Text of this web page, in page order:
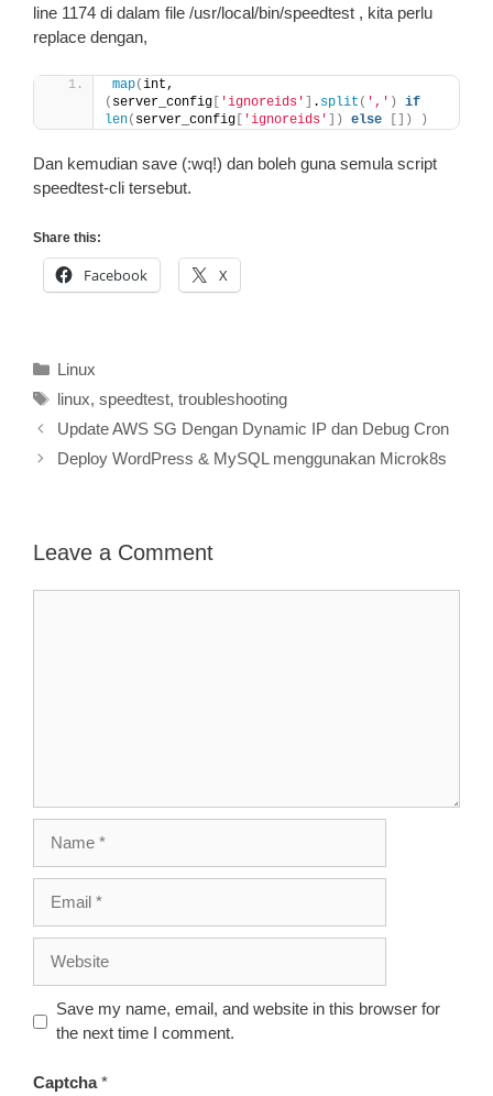
line 1174 di dalam file /usr/local/bin/speedtest , kita perlu
replace dengan,
map(
( server_config [ 'ignoreids' ] . split ( ',' )
if
len( server_config [ 'ignoreids' ]) else []) )
Dan kemudian save (:wq!) dan boleh guna semula script
speedtest-cli tersebut.
Share this:
Facebook X
Categories
Linux
Tags
linux, speedtest, troubleshooting
Update AWS SG Dengan Dynamic IP dan Debug Cron
Deploy WordPress & MySQL menggunakan Microk8s
Leave a Comment
Save my name, email, and website in this browser for
the next time I comment.
Captcha*